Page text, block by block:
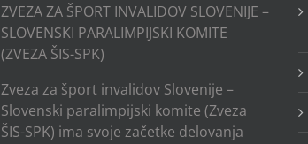
ZVEZA ZA ŠPORT INVALIDOV SLOVENIJE –
SLOVENSKI PARALIMPIJSKI KOMITE
(ZVEZA ŠIS-SPK)
Zveza za šport invalidov Slovenije –
Slovenski paralimpijski komite (Zveza
ŠIS-SPK) ima svoje začetke delovanja